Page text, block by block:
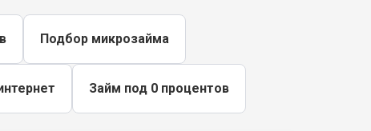
Подбор микрозайма
Займ под 0 процентов